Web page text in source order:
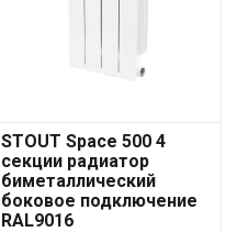
STOUT Space 500 4
секции радиатор
биметаллический
боковое подключение
RAL9016